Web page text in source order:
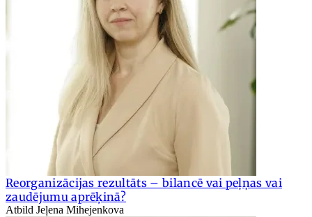
Reorganizācijas rezultāts – bilancē vai peļņas vai
zaudējumu aprēķinā?
Atbild Jeļena Mihejenkova